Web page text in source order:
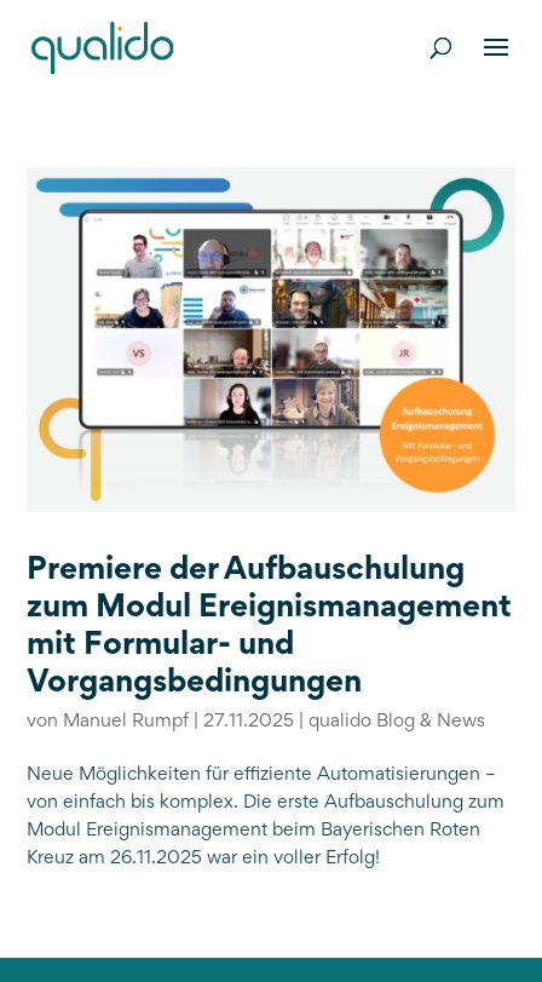
Premiere der Aufbauschulung
zum Modul Ereignismanagement
mit Formular- und
Vorgangsbedingungen
von Manuel Rumpf 27.11.2025 |qualido Blog & News
Neue Möglichkeiten für effiziente Automatisierungen –
von einfach bis komplex. Die erste Aufbauschulung zum
Modul Ereignismanagement beim Bayerischen Roten
Kreuz am 26.11.2025 war ein voller Erfolg!